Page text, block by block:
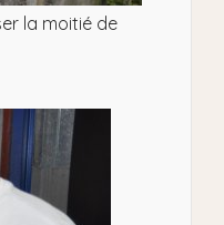
la moitié de